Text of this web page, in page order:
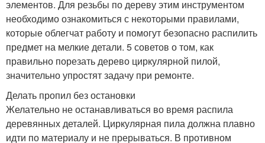
элементов. Для резьбы по дереву этим инструментом
необходимо ознакомиться с некоторыми правилами,
которые облегчат работу и помогут безопасно распилить
предмет на мелкие детали. 5 советов о том, как
правильно порезать дерево циркулярной пилой,
значительно упростят задачу при ремонте.
Делать пропил без остановки
Желательно не останавливаться во время распила
деревянных деталей. Циркулярная пила должна плавно
идти по материалу и не прерываться. В противном